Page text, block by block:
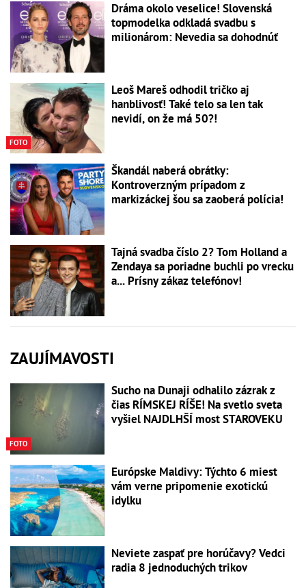
Dráma okolo veselice! Slovenská
topmodelka odkladá svadbu s
milionárom: Nevedia sa dohodnúť
FOTO
Leoš Mareš odhodil tričko aj
hanblivosť! Také telo sa len tak
nevidí, on že má 50?!
Škandál naberá obrátky:
Kontroverzným prípadom z
markizáckej šou sa zaoberá polícia!
Tajná svadba číslo 2? Tom Holland a
Zendaya sa poriadne buchli po vrecku
a... Prísny zákaz telefónov!
ZAUJÍMAVOSTI
FOTO
Sucho na Dunaji odhalilo zázrak z
čias RÍMSKEJ RÍŠE! Na svetlo sveta
vyšiel NAJDLHŠÍ most STAROVEKU
Európske Maldivy: Týchto 6 miest
vám verne pripomenie exotickú
idylku
Neviete zaspať pre horúčavy? Vedci
radia 8 jednoduchých trikov